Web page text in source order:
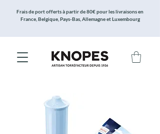
Frais de port offerts à partir de 80€ pour les livraisons en
France, Belgique, Pays-Bas, Allemagne et Luxembourg